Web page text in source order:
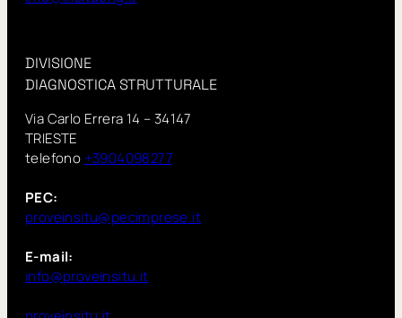
DIVISIONE
DIAGNOSTICA STRUTTURALE
Via Carlo Errera 14 – 34147
TRIESTE
telefono +3904098277
PEC:
proveinsitu@pecimprese.it
E-mail:
info@proveinsitu.it